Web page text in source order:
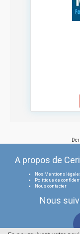
A propos de
Nos Mentions
Politique de
Nous contacter
Nous